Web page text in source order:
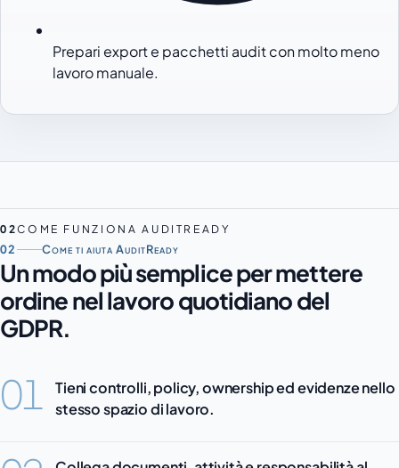
Prepari export e pacchetti audit con molto meno
lavoro manuale.
02COME FUNZIONA AUDITREADY
02 Come ti aiuta AuditReady
Un modo più semplice per mettere
ordine nel lavoro quotidiano del
GDPR.
01
Tieni controlli, policy, ownership ed evidenze nello
stesso spazio di lavoro.